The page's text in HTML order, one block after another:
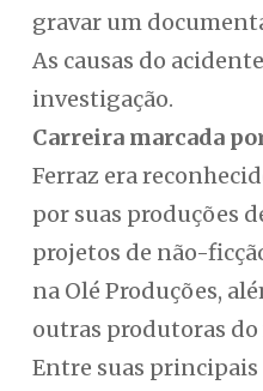
gravar um
As causas do
investigação.
Carreira marcada
Ferraz era
por suas produções
projetos de não-
na Olé Produções,
outras produtoras
Entre suas principais